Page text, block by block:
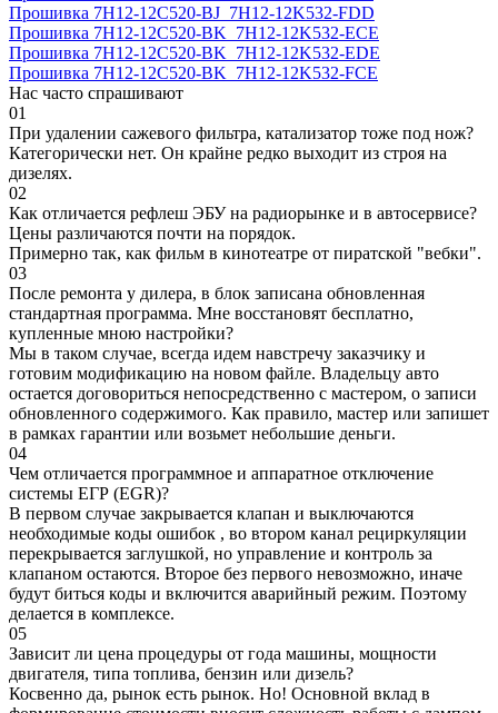
Прошивка 7H12-12C520-BJ_7H12-12K532-FDD
Прошивка 7H12-12C520-BK_7H12-12K532-ECE
Прошивка 7H12-12C520-BK_7H12-12K532-EDE
Прошивка 7H12-12C520-BK_7H12-12K532-FCE
Нас часто спрашивают
01
При удалении сажевого фильтра, катализатор тоже под нож?
Категорически нет. Он крайне редко выходит из строя на
дизелях.
02
Как отличается рефлеш ЭБУ на радиорынке и в автосервисе?
Цены различаются почти на порядок.
Примерно так, как фильм в кинотеатре от пиратской "вебки".
03
После ремонта у дилера, в блок записана обновленная
стандартная программа. Мне восстановят бесплатно,
купленные мною настройки?
Мы в таком случае, всегда идем навстречу заказчику и
готовим модификацию на новом файле. Владельцу авто
остается договориться непосредственно с мастером, о записи
обновленного содержимого. Как правило, мастер или запишет
в рамках гарантии или возьмет небольшие деньги.
04
Чем отличается программное и аппаратное отключение
системы ЕГР (EGR)?
В первом случае закрывается клапан и выключаются
необходимые коды ошибок , во втором канал рециркуляции
перекрывается заглушкой, но управление и контроль за
клапаном остаются. Второе без первого невозможно, иначе
будут биться коды и включится аварийный режим. Поэтому
делается в комплексе.
05
Зависит ли цена процедуры от года машины, мощности
двигателя, типа топлива, бензин или дизель?
Косвенно да, рынок есть рынок. Но! Основной вклад в